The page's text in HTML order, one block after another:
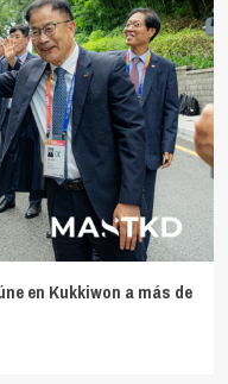
en Kukkiwon a más de